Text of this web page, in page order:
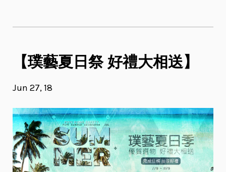
【璞藝夏日祭 好禮大相送】
Jun 27, 18